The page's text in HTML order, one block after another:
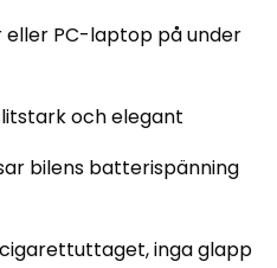
eller PC-laptop på under
och elegant
bilens batterispänning
inga glapp